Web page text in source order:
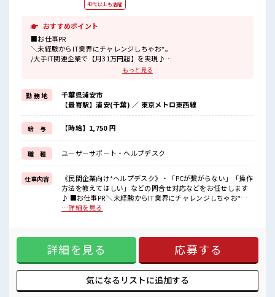
40代以上も活躍
おすすめポイント
■お仕事PR
＼未経験からIT業界にチャレンジしちゃお*。
/大手IT関連企業で【月31万円超】を実現♪
を教えてほしい！
」などの問合せ対応などをメインでお任せします〇今回の募集はな
んと…《職歴》も《スキル》も一切不問！
だから未経験から始めたスタッフさんも多数活躍中！
長期なので、
じっくりスキルを磨きたい方にもオススメですよ♪
今回は3名限定募集⇒人気枠はスグ埋まっちゃうから…今すぐエント
リーしよっ♪
■職場の雰囲気
《浦安駅から徒歩3分の好立地》ビル周辺にはコンビニ・スーパーな
どもあり、
とっても便利〇ランチも困りません♪
もっと見る
勤 務 地
千葉県浦安市
【最寄駅】浦安(千葉) ／ 東京メトロ東西線
給 与 【時給】1,750 円
職 種 ユーザーサポート・ヘルプデスク
仕事内容
《民間企業向け*ヘルプデスク》・「PCが繋がらない」「操作
方法を教えてほしい」などの問合せ対応などをお任せします
♪ ■お仕事PR ＼未経験からIT業界にチャレンジしちゃお*。 /
大手IT関連企業で【月31万円超】を実現♪ お仕事内容は、 民
任せします〇今回の募集はなんと…《職歴》も《スキル》も
一切不問！ だから未経験から始めたスタッフさんも多数活躍
中！ 長期なので、 じっくりスキルを磨きたい方にもオススメ
ですよ♪ 今回は3名限定募集⇒人気枠はスグ埋まっちゃうか
ら…今すぐエントリーしよっ♪ ■職場の雰囲気 《浦安駅から
徒歩3分の好立地》ビル周辺にはコンビニ・スーパーなどもあ
…詳細を見る
詳細を見る 応募する
気になるリストに追加する